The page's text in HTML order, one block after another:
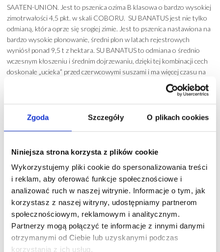
Zgoda Szczegóły O plikach cookies
Niniejsza strona korzysta z plików cookie
Wykorzystujemy pliki cookie do spersonalizowania treści
i reklam, aby oferować funkcje społecznościowe i
analizować ruch w naszej witrynie. Informacje o tym, jak
korzystasz z naszej witryny, udostępniamy partnerom
społecznościowym, reklamowym i analitycznym.
Partnerzy mogą połączyć te informacje z innymi danymi
otrzymanymi od Ciebie lub uzyskanymi podczas
korzystania z ich usług.
SAATEN-UNION. Jest to pszenica ozima B klasowa o bardzo wysokiej
zimotrwałości 4,5 pkt. w skali COBORU. SU BANATUS jest nie tylko
odmianą, która oprze się srogiej zimie. Jest to pszenica nastawiona na
bardzo wysokie plonowanie, średni plon w latach rejestrowych
wyniósł ponad 9,5 t z hektara. SU BANATUS to odmiana o średnio
wczesnym kłoszeniu i średnim dojrzewaniu, dzięki tej kombinacji cech
doskonale „ucieka” przed czerwcowymi suszami i ma więcej czasu na
nalewanie ziarna. Pszenica ta posiada również ponadprzeciętny MTZ.
Zdrowotność tej odmiany jest na bardzo wysokim poziomie zwłaszcza
pod względem chorób liści oraz kłosa. Co wyróżnia SU BANATUS to
przede wszystkim połączenie tak wysokiej zimotrwałości z plonem
wiemy jest to jedna z najważniejszych chorób pszenicy. Konsekwencją
zdrowej łodygi jest bardzo wysoka odporność na wyleganie. Ze
względu na bardzo dobry wigor jesienny SU BANATUS polecamy na
opóźnione siewy, również po późno zebranej kukurydzy i burakach.
Może spodoba się również…
- 200 zł/t